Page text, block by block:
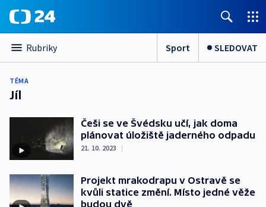
Rubriky Sport SLEDOVAT
TÉMA
Jíl
Češi se ve Švédsku učí, jak doma
plánovat úložiště jaderného odpadu
21. 10. 2023 |
Projekt mrakodrapu v Ostravě se
kvůli statice změní. Místo jedné věže
budou dvě